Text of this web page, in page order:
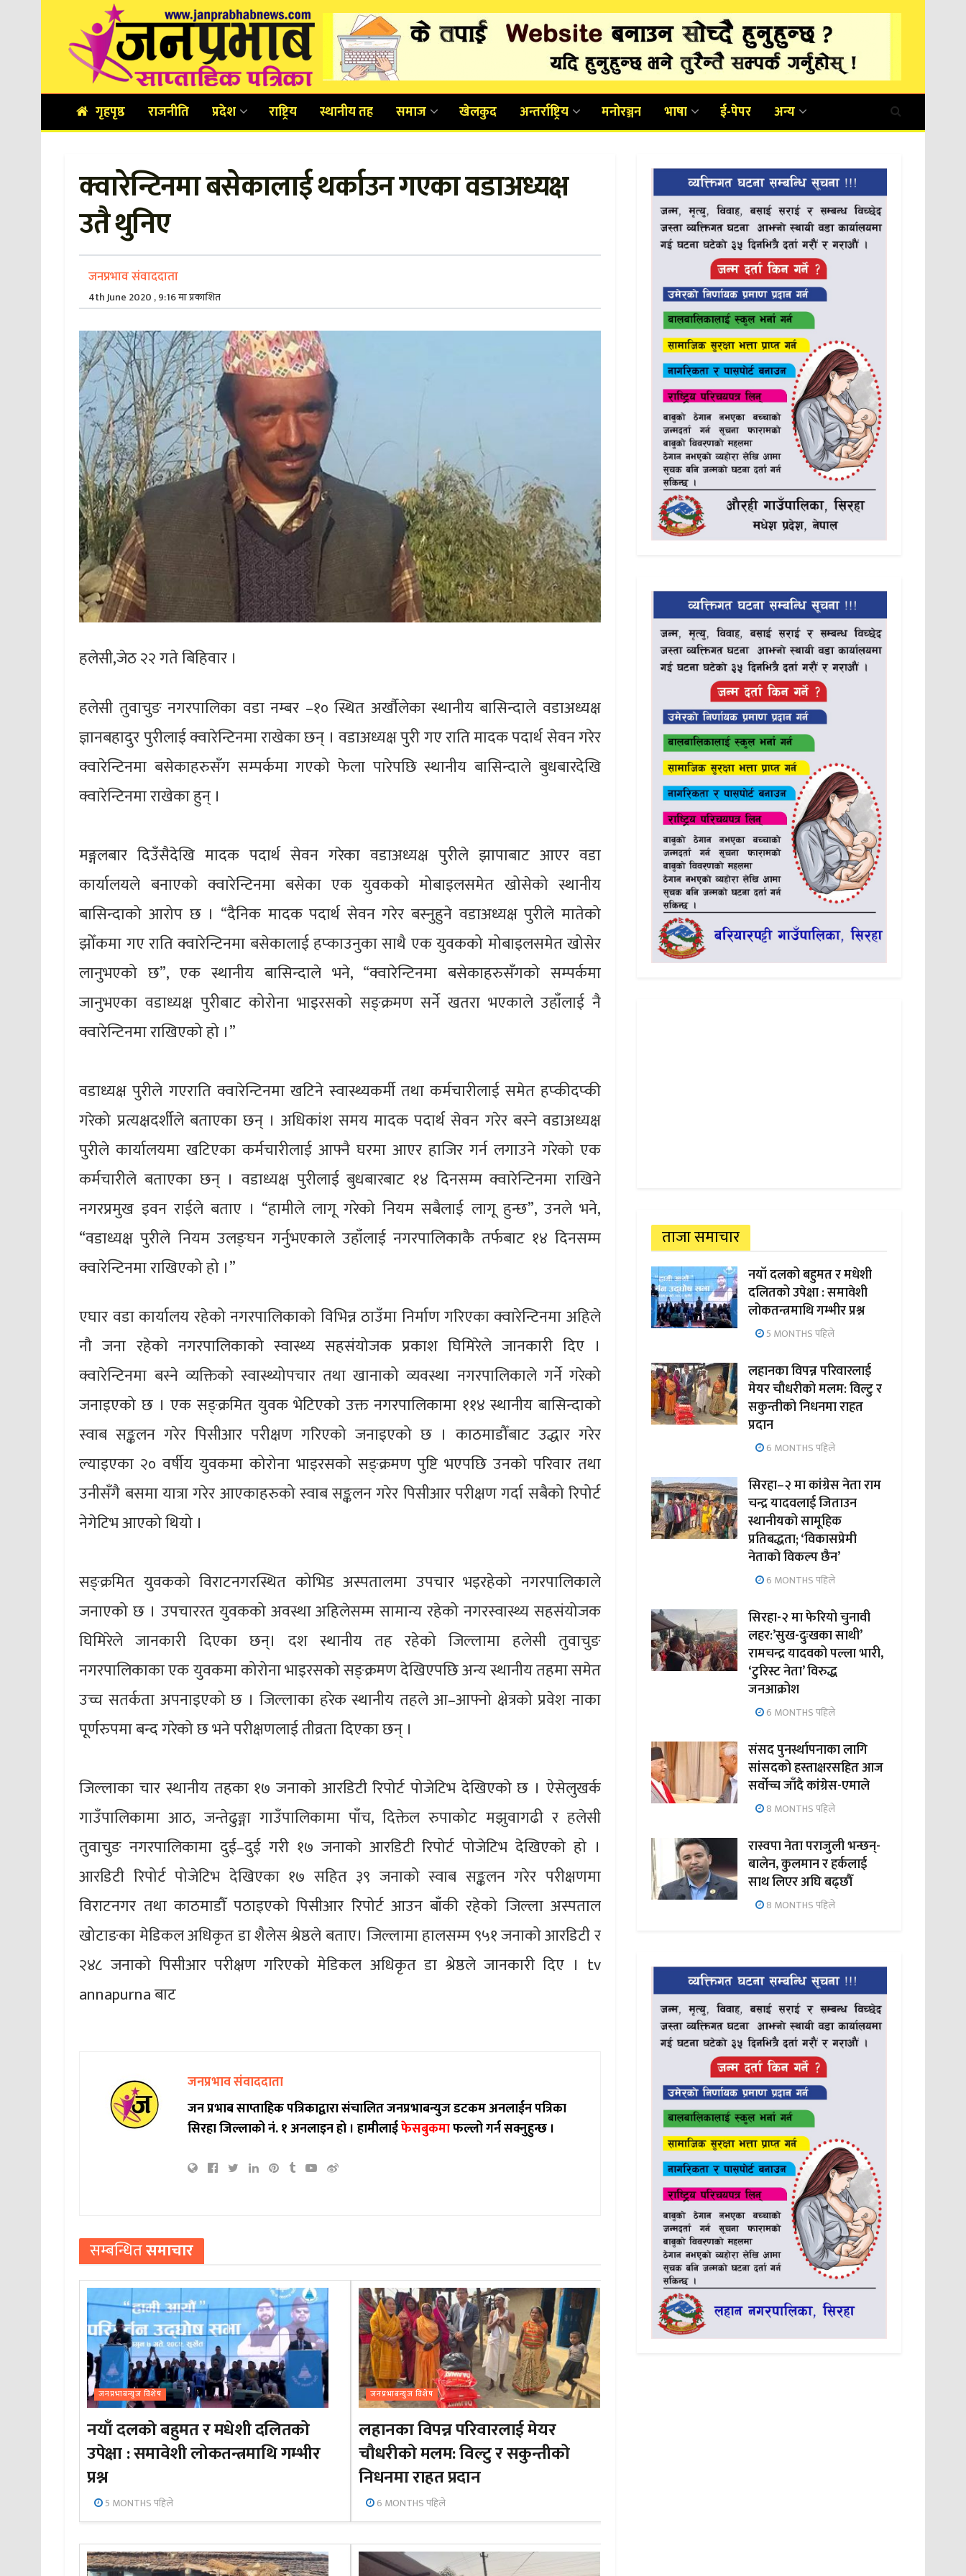
गृहपृष्ठ राजनीति प्रदेश राष्ट्रिय स्थानीय तह समाज खेलकुद अन्तर्राष्ट्रिय मनोरञ्जन भाषा ई-पेपर अन्य
क्वारेन्टिनमा बसेकालाई थर्काउन गएका वडाअध्यक्ष
उतै थुनिए
जनप्रभाव संवाददाता
4th June 2020 , 9:16 मा प्रकाशित
हलेसी,जेठ २२ गते बिहिवार ।
हलेसी तुवाचुङ नगरपालिका वडा नम्बर –१० स्थित अर्खौलेका स्थानीय बासिन्दाले वडाअध्यक्ष
ज्ञानबहादुर पुरीलाई क्वारेन्टिनमा राखेका छन् । वडाअध्यक्ष पुरी गए राति मादक पदार्थ सेवन गरेर
क्वारेन्टिनमा बसेकाहरुसँग सम्पर्कमा गएको फेला पारेपछि स्थानीय बासिन्दाले बुधबारदेखि
क्वारेन्टिनमा राखेका हुन् ।
मङ्गलबार दिउँसैदेखि मादक पदार्थ सेवन गरेका वडाअध्यक्ष पुरीले झापाबाट आएर वडा
कार्यालयले बनाएको क्वारेन्टिनमा बसेका एक युवकको मोबाइलसमेत खोसेको स्थानीय
बासिन्दाको आरोप छ । “दैनिक मादक पदार्थ सेवन गरेर बस्नुहुने वडाअध्यक्ष पुरीले मातेको
झोँकमा गए राति क्वारेन्टिनमा बसेकालाई हप्काउनुका साथै एक युवकको मोबाइलसमेत खोसेर
लानुभएको छ”, एक स्थानीय बासिन्दाले भने, “क्वारेन्टिनमा बसेकाहरुसँगको सम्पर्कमा
जानुभएका वडाध्यक्ष पुरीबाट कोरोना भाइरसको सङ्क्रमण सर्ने खतरा भएकाले उहाँलाई नै
क्वारेन्टिनमा राखिएको हो ।”
वडाध्यक्ष पुरीले गएराति क्वारेन्टिनमा खटिने स्वास्थ्यकर्मी तथा कर्मचारीलाई समेत हप्कीदप्की
गरेको प्रत्यक्षदर्शीले बताएका छन् । अधिकांश समय मादक पदार्थ सेवन गरेर बस्ने वडाअध्यक्ष
पुरीले कार्यालयमा खटिएका कर्मचारीलाई आफ्नै घरमा आएर हाजिर गर्न लगाउने गरेको एक
कर्मचारीले बताएका छन् । वडाध्यक्ष पुरीलाई बुधबारबाट १४ दिनसम्म क्वारेन्टिनमा राखिने
नगरप्रमुख इवन राईले बताए । “हामीले लागू गरेको नियम सबैलाई लागू हुन्छ”, उनले भने,
“वडाध्यक्ष पुरीले नियम उलङ्घन गर्नुभएकाले उहाँलाई नगरपालिकाकै तर्फबाट १४ दिनसम्म
क्वारेन्टिनमा राखिएको हो ।”
एघार वडा कार्यालय रहेको नगरपालिकाको विभिन्न ठाउँमा निर्माण गरिएका क्वारेन्टिनमा अहिले
नौ जना रहेको नगरपालिकाको स्वास्थ्य सहसंयोजक प्रकाश घिमिरेले जानकारी दिए ।
क्वारेन्टिनमा बस्ने व्यक्तिको स्वास्थ्योपचार तथा खानाको व्यवस्था नगरपालिकाले गर्ने गरेको
जनाइएको छ । एक सङ्क्रमित युवक भेटिएको उक्त नगरपालिकामा ११४ स्थानीय बासिन्दाको
स्वाब सङ्कलन गरेर पिसीआर परीक्षण गरिएको जनाइएको छ । काठमाडौँबाट उद्धार गरेर
ल्याइएका २० वर्षीय युवकमा कोरोना भाइरसको सङ्क्रमण पुष्टि भएपछि उनको परिवार तथा
उनीसँगै बसमा यात्रा गरेर आएकाहरुको स्वाब सङ्कलन गरेर पिसीआर परीक्षण गर्दा सबैको रिपोर्ट
नेगेटिभ आएको थियो ।
सङ्क्रमित युवकको विराटनगरस्थित कोभिड अस्पतालमा उपचार भइरहेको नगरपालिकाले
जनाएको छ । उपचाररत युवकको अवस्था अहिलेसम्म सामान्य रहेको नगरस्वास्थ्य सहसंयोजक
घिमिरेले जानकारी दिएका छन्। दश स्थानीय तह रहेको जिल्लामा हलेसी तुवाचुङ
नगरपालिकाका एक युवकमा कोरोना भाइरसको सङ्क्रमण देखिएपछि अन्य स्थानीय तहमा समेत
उच्च सतर्कता अपनाइएको छ । जिल्लाका हरेक स्थानीय तहले आ–आफ्नो क्षेत्रको प्रवेश नाका
पूर्णरुपमा बन्द गरेको छ भने परीक्षणलाई तीव्रता दिएका छन् ।
जिल्लाका चार स्थानीय तहका १७ जनाको आरडिटी रिपोर्ट पोजेटिभ देखिएको छ । ऐसेलुखर्क
गाउँपालिकामा आठ, जन्तेढुङ्गा गाउँपालिकामा पाँच, दिक्तेल रुपाकोट मझुवागढी र हलेसी
तुवाचुङ नगरपालिकामा दुई–दुई गरी १७ जनाको आरडिटी रिपोर्ट पोजेटिभ देखिएको हो ।
आरडिटी रिपोर्ट पोजेटिभ देखिएका १७ सहित ३९ जनाको स्वाब सङ्कलन गरेर परीक्षणमा
विराटनगर तथा काठमाडौँ पठाइएको पिसीआर रिपोर्ट आउन बाँकी रहेको जिल्ला अस्पताल
खोटाङका मेडिकल अधिकृत डा शैलेस श्रेष्ठले बताए। जिल्लामा हालसम्म ९५१ जनाको आरडिटी र
२४८ जनाको पिसीआर परीक्षण गरिएको मेडिकल अधिकृत डा श्रेष्ठले जानकारी दिए । tv
annapurna बाट
जनप्रभाव संवाददाता
जन प्रभाब साप्ताहिक पत्रिकाद्वारा संचालित जनप्रभाबन्युज डटकम अनलाईन पत्रिका
सिरहा जिल्लाको नं. १ अनलाइन हो ।हामीलाईफेसबुकमाफल्लो गर्न सक्नुहुन्छ ।
सम्बन्धितसमाचार
जनप्रभाबन्युज विशेष
नयाँ दलको बहुमत र मधेशी दलितको
उपेक्षा : समावेशी लोकतन्त्रमाथि गम्भीर
प्रश्न
5 MONTHS पहिले
जनप्रभाबन्युज विशेष
लहानका विपन्न परिवारलाई मेयर
चौधरीको मलम: विल्टु र सकुन्तीको
निधनमा राहत प्रदान
6 MONTHS पहिले
ताजा समाचार
नयाँ दलको बहुमत र मधेशी
दलितको उपेक्षा : समावेशी
लोकतन्त्रमाथि गम्भीर प्रश्न
5 MONTHS पहिले
लहानका विपन्न परिवारलाई
मेयर चौधरीको मलम: विल्टु र
सकुन्तीको निधनमा राहत
प्रदान
6 MONTHS पहिले
सिरहा–२ मा कांग्रेस नेता राम
चन्द्र यादवलाई जिताउन
स्थानीयको सामूहिक
प्रतिबद्धता; ‘विकासप्रेमी
नेताको विकल्प छैन’
6 MONTHS पहिले
सिरहा-२ मा फेरियो चुनावी
लहर:’सुख-दुःखका साथी’
रामचन्द्र यादवको पल्ला भारी,
‘टुरिस्ट नेता’ विरुद्ध
जनआक्रोश
6 MONTHS पहिले
संसद पुनर्स्थापनाका लागि
सांसदको हस्ताक्षरसहित आज
सर्वोच्च जाँदै कांग्रेस-एमाले
8 MONTHS पहिले
रास्वपा नेता पराजुली भन्छन्-
बालेन, कुलमान र हर्कलाई
साथ लिएर अघि बढ्छौँ
8 MONTHS पहिले